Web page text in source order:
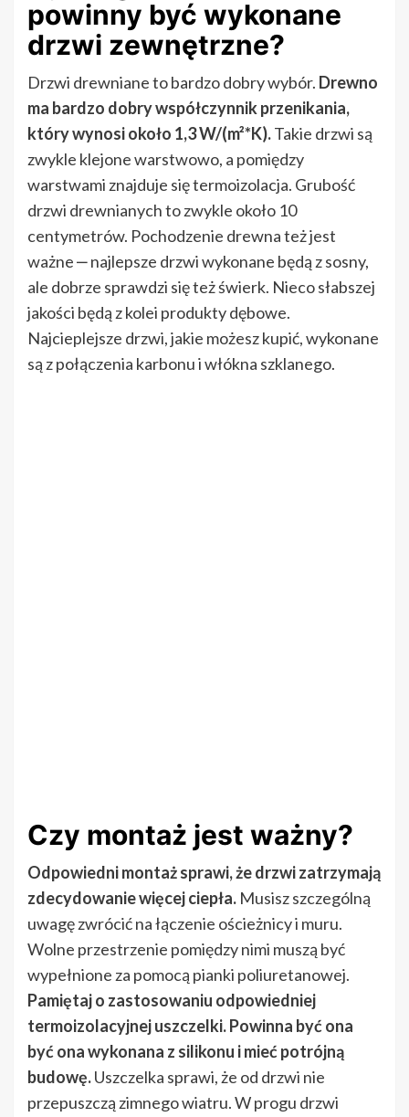
powinny być wykonane
drzwi zewnętrzne?
Drzwi drewniane to bardzo dobry wybór. Drewno
ma bardzo dobry współczynnik przenikania,
który wynosi około 1,3 W/(m²*K).Takie drzwi są
zwykle klejone warstwowo, a pomiędzy
warstwami znajduje się termoizolacja. Grubość
drzwi drewnianych to zwykle około 10
centymetrów. Pochodzenie drewna też jest
ważne ‒ najlepsze drzwi wykonane będą z sosny,
ale dobrze sprawdzi się też świerk. Nieco słabszej
jakości będą z kolei produkty dębowe.
Najcieplejsze drzwi, jakie możesz kupić, wykonane
są z połączenia karbonu i włókna szklanego.
Czy montaż jest ważny?
Odpowiedni montaż sprawi, że drzwi zatrzymają
zdecydowanie więcej ciepła. Musisz szczególną
uwagę zwrócić na łączenie ościeżnicy i muru.
Wolne przestrzenie pomiędzy nimi muszą być
wypełnione za pomocą pianki poliuretanowej.
Pamiętaj o zastosowaniu odpowiedniej
termoizolacyjnej uszczelki. Powinna być ona
być ona wykonana z silikonu i mieć potrójną
budowę.Uszczelka sprawi, że od drzwi nie
przepuszczą zimnego wiatru. W progu drzwi